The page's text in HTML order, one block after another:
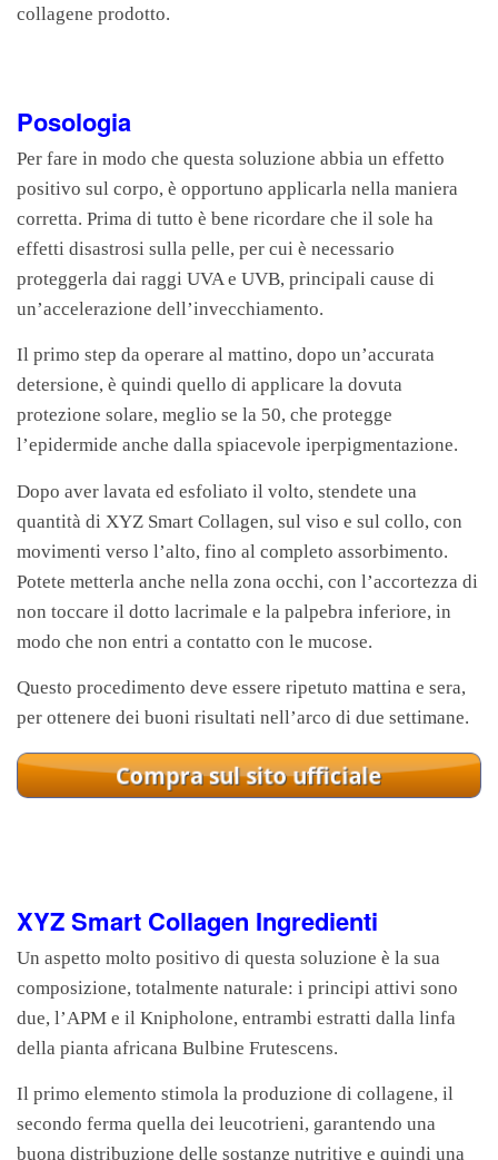
collagene prodotto.
Posologia
Per fare in modo che questa soluzione abbia un effetto
positivo sul corpo, è opportuno applicarla nella maniera
corretta. Prima di tutto è bene ricordare che il sole ha
effetti disastrosi sulla pelle, per cui è necessario
proteggerla dai raggi UVA e UVB, principali cause di
un’accelerazione dell’invecchiamento.
Il primo step da operare al mattino, dopo un’accurata
detersione, è quindi quello di applicare la dovuta
protezione solare, meglio se la 50, che protegge
l’epidermide anche dalla spiacevole iperpigmentazione.
Dopo aver lavata ed esfoliato il volto, stendete una
quantità di XYZ Smart Collagen, sul viso e sul collo, con
movimenti verso l’alto, fino al completo assorbimento.
Potete metterla anche nella zona occhi, con l’accortezza di
non toccare il dotto lacrimale e la palpebra inferiore, in
modo che non entri a contatto con le mucose.
Questo procedimento deve essere ripetuto mattina e sera,
per ottenere dei buoni risultati nell’arco di due settimane.
XYZ Smart Collagen Ingredienti
Un aspetto molto positivo di questa soluzione è la sua
composizione, totalmente naturale: i principi attivi sono
due, l’APM e il Knipholone, entrambi estratti dalla linfa
della pianta africana Bulbine Frutescens.
Il primo elemento stimola la produzione di collagene, il
secondo ferma quella dei leucotrieni, garantendo una
buona distribuzione delle sostanze nutritive e quindi una